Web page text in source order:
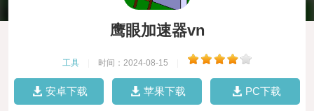
鹰眼加速器vn
工具 时间：2024-08-15
安卓下载 苹果下载 PC下载